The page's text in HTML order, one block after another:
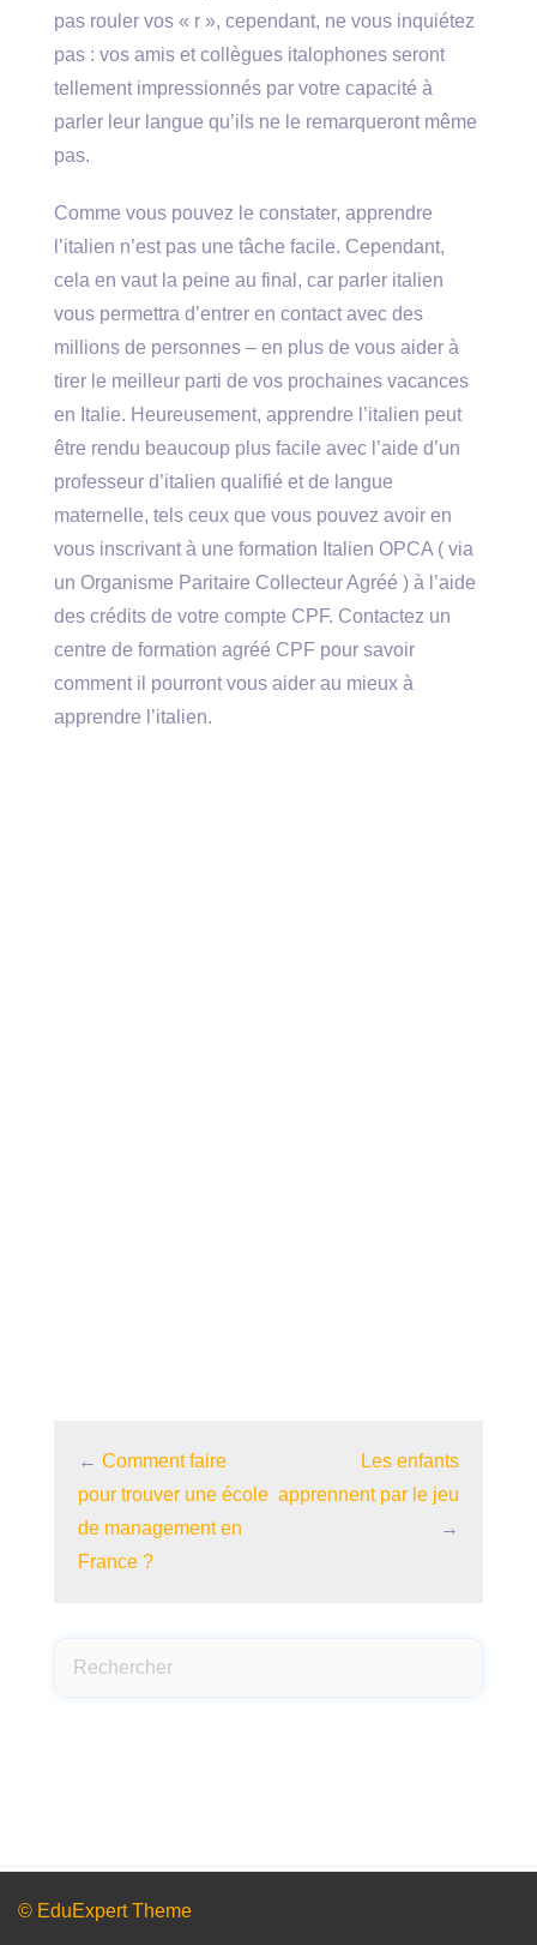
pas rouler vos « r », cependant, ne vous inquiétez
pas : vos amis et collègues italophones seront
tellement impressionnés par votre capacité à
parler leur langue qu’ils ne le remarqueront même
pas.
Comme vous pouvez le constater, apprendre
l’italien n’est pas une tâche facile. Cependant,
cela en vaut la peine au final, car parler italien
vous permettra d’entrer en contact avec des
millions de personnes – en plus de vous aider à
tirer le meilleur parti de vos prochaines vacances
en Italie. Heureusement, apprendre l’italien peut
être rendu beaucoup plus facile avec l’aide d’un
professeur d’italien qualifié et de langue
maternelle, tels ceux que vous pouvez avoir en
vous inscrivant à une formation Italien OPCA ( via
un Organisme Paritaire Collecteur Agréé ) à l’aide
des crédits de votre compte CPF. Contactez un
centre de formation agréé CPF pour savoir
comment il pourront vous aider au mieux à
apprendre l’italien.
← Comment faire
pour trouver une école
de management en
France ?
Les enfants
apprennent par le jeu
→
© EduExpert Theme